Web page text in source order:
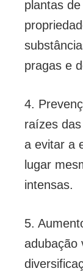
plantas
pragas e
4.
raízes
a evitar a
lugar
intensas.
5.
adubação